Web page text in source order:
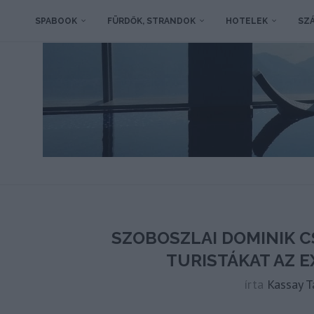
SPABOOK FÜRDŐK, STRANDOK HOTELEK
SZOBOSZLAI DOMINIK
TURISTÁKAT AZ
írta Kassay